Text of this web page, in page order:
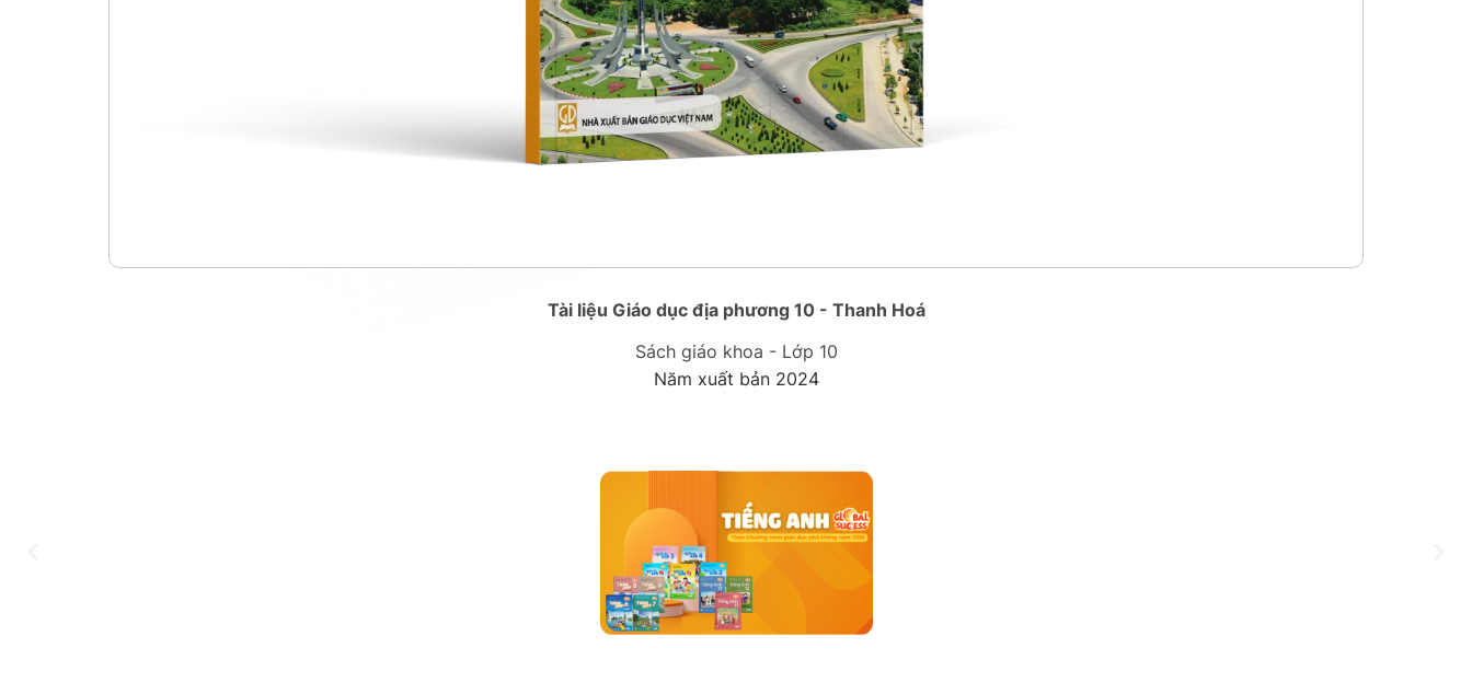
Tài liệu Giáo dục địa phương 10 - Thanh Hoá
Sách giáo khoa - Lớp 10
Năm xuất bản 2024